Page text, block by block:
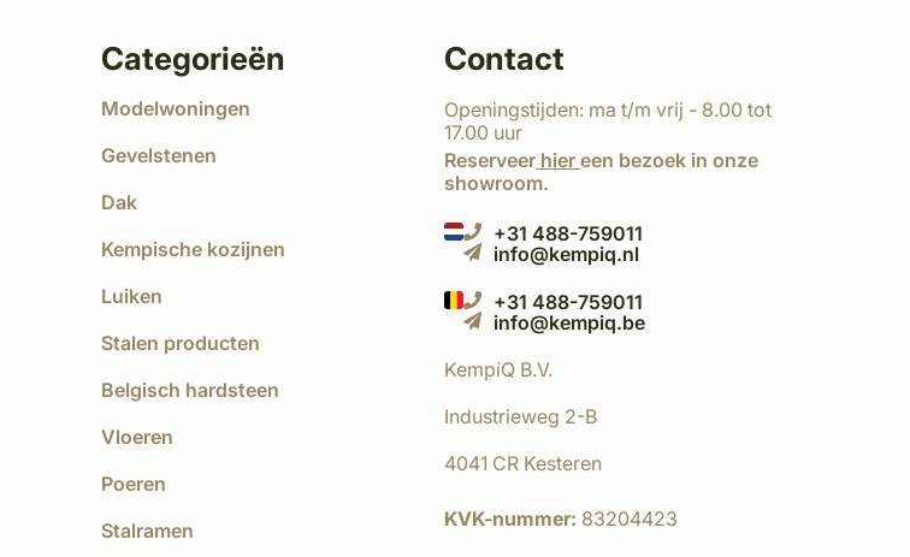
Categorieën
Modelwoningen
Gevelstenen
Dak
Kempische kozijnen
Luiken
Stalen producten
Belgisch hardsteen
Vloeren
Poeren
Stalramen
Contact
Openingstijden: ma t/m vrij - 8.00 tot
17.00 uur
Reserveer hier een bezoek in onze
showroom.
+31 488-759011
info@kempiq.nl
+31 488-759011
info@kempiq.be
KempíQ B.V.
Industrieweg 2-B
4041 CR Kesteren
KVK-nummer: 83204423